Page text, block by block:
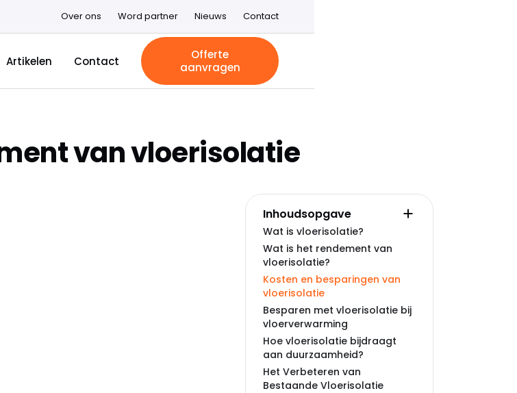
Over ons Word partner Nieuws Contact
Artikelen Contact
Offerte
aanvragen
van vloerisolatie
Inhoudsopgave
Wat is vloerisolatie?
Wat is het rendement van
vloerisolatie?
Kosten en besparingen van
vloerisolatie
Besparen met vloerisolatie bij
vloerverwarming
Hoe vloerisolatie bijdraagt
aan duurzaamheid?
Het Verbeteren van
Bestaande Vloerisolatie